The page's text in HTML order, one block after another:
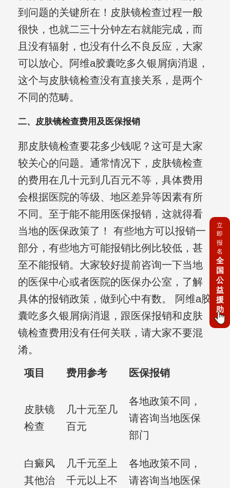
到问题的关键所在！皮肤镜检查过程一般
很快，也就二三十分钟左右就能完成，而
且没有辐射，也没有什么不良反应，大家
可以放心。阿维a胶囊吃多久银屑病消退，
这个与皮肤镜检查没有直接关系，是两个
不同的范畴。
二、皮肤镜检查费用及医保报销
那皮肤镜检查要花多少钱呢？这可是大家
较关心的问题。通常情况下，皮肤镜检查
的费用在几十元到几百元不等，具体费用
会根据医院的等级、地区差异等因素有所
不同。至于能不能用医保报销，这就得看
当地的医保政策了！ 有些地方可以报销一
部分，有些地方可能报销比例比较低，甚
至不能报销。大家较好提前咨询一下当地
的医保中心或者医院的医保办公室，了解
具体的报销政策，做到心中有数。 阿维a胶
囊吃多久银屑病消退，跟医保报销和皮肤
镜检查费用没有任何关联，请大家不要混
淆。
项目 费用参考 医保报销
皮肤镜
检查
几十元至几
百元
各地政策不同，
请咨询当地医保
部门
白癜风
其他治
几千元至上
千元以上不
各地政策不同，
请咨询当地医保
立
即
报
名
全
国
公
益
援
助